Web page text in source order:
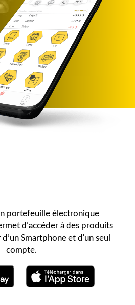
portefeuille électronique
d’accéder à des produits
Smartphone et d'un seul
compte.